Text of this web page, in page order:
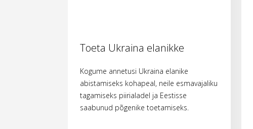
Toeta Ukraina elanikke
Kogume annetusi Ukraina elanike
abistamiseks kohapeal, neile esmavajaliku
tagamiseks piirialadel ja Eestisse
saabunud põgenike toetamiseks.